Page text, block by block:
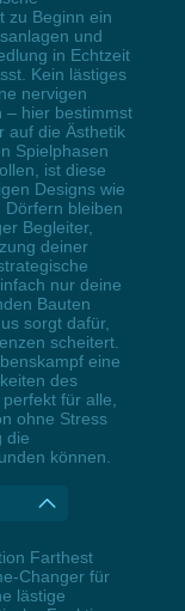
zu Beginn ein
und
in Echtzeit
Kein lästiges
nervigen
– hier bestimmst
auf die Ästhetik
Spielphasen
ist diese
Designs wie
Dörfern bleiben
Begleiter,
deiner
nur deine
Bauten
sorgt dafür,
scheitert.
eine
des
für alle,
ohne Stress
die
können.
Farthest
Changer für
lästige